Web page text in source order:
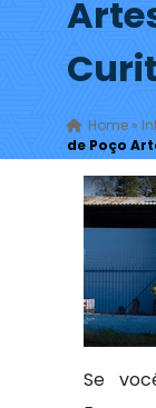
Home»
de Poço
Se